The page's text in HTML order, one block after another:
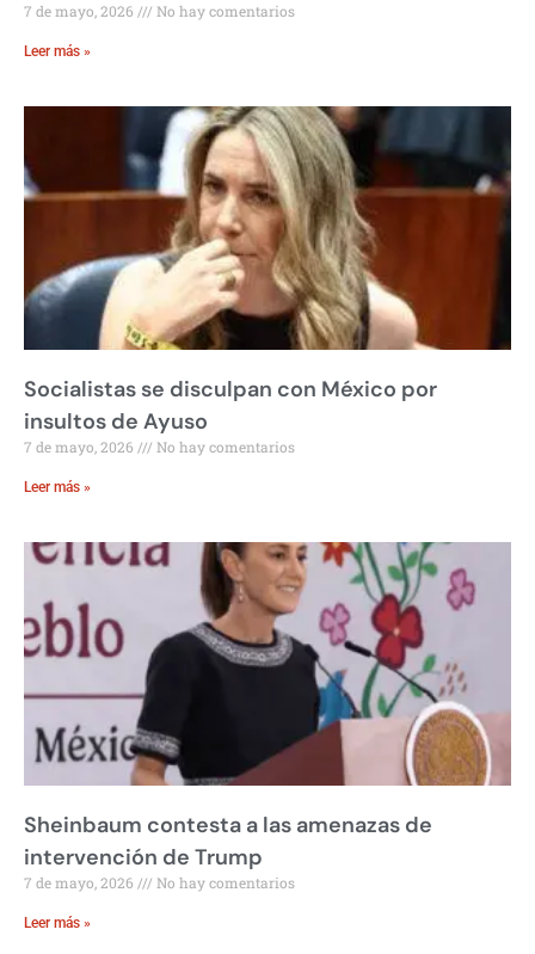
7 de mayo, 2026 No hay comentarios
Leer más »
Socialistas se disculpan con México por
insultos de Ayuso
7 de mayo, 2026 No hay comentarios
Leer más »
Sheinbaum contesta a las amenazas de
intervención de Trump
7 de mayo, 2026 No hay comentarios
Leer más »